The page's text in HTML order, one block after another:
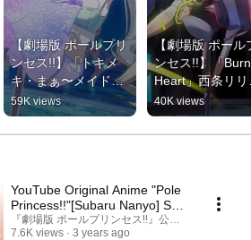
【劇場版 ポールプリ
ンセス!!】「トキメ
キ・まぁ〜メイド」
東坂ミオ（#小倉唯
）#shorts
59K views
【劇場版 ポール
ンセス!!】「
Heart」西条リリ
（CV: #鈴木杏奈
南曜スバル（
向未南 ）#shorts
40K views
YouTube Original Anime "Pole
Princess!!"[Subaru Nanyo] Self-
introduction
『劇場版 ポールプリンセス‼』公式チャンネル
7.6K views
3 years ago